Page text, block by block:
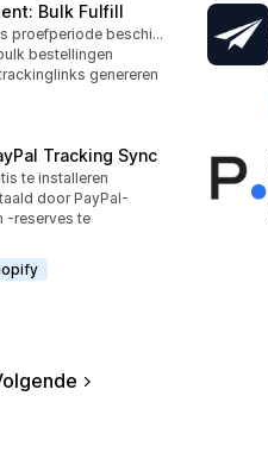
Bulk Fulfill
totaal
Gratis proefperiode beschikbaar
bestellingen
genereren
Tracking Sync
totaal
te installeren
door PayPal-
-reserves te